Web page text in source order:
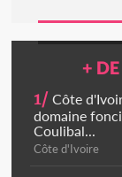
+
1/ Côte
domaine
Coulibal...
Côte d'Ivoire